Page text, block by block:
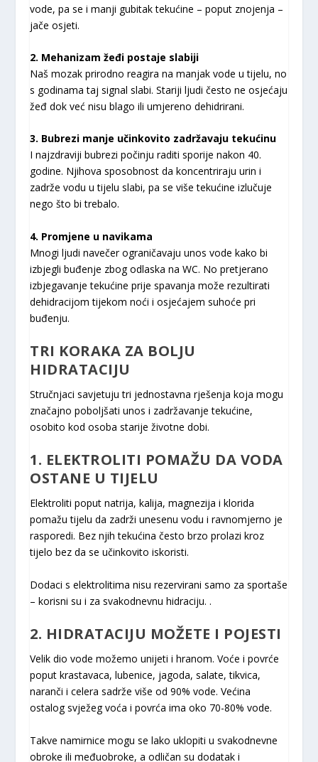
vode, pa se i manji gubitak tekućine – poput znojenja –
jače osjeti.
2. Mehanizam žeđi postaje slabiji
Naš mozak prirodno reagira na manjak vode u tijelu, no
s godinama taj signal slabi. Stariji ljudi često ne osjećaju
žeđ dok već nisu blago ili umjereno dehidrirani.
3. Bubrezi manje učinkovito zadržavaju tekućinu
I najzdraviji bubrezi počinju raditi sporije nakon 40.
godine. Njihova sposobnost da koncentriraju urin i
zadrže vodu u tijelu slabi, pa se više tekućine izlučuje
nego što bi trebalo.
4. Promjene u navikama
Mnogi ljudi navečer ograničavaju unos vode kako bi
izbjegli buđenje zbog odlaska na WC. No pretjerano
izbjegavanje tekućine prije spavanja može rezultirati
dehidracijom tijekom noći i osjećajem suhoće pri
buđenju.
TRI KORAKA ZA BOLJU
HIDRATACIJU
Stručnjaci savjetuju tri jednostavna rješenja koja mogu
značajno poboljšati unos i zadržavanje tekućine,
osobito kod osoba starije životne dobi.
1. ELEKTROLITI POMAŽU DA VODA
OSTANE U TIJELU
Elektroliti poput natrija, kalija, magnezija i klorida
pomažu tijelu da zadrži unesenu vodu i ravnomjerno je
rasporedi. Bez njih tekućina često brzo prolazi kroz
tijelo bez da se učinkovito iskoristi.
Dodaci s elektrolitima nisu rezervirani samo za sportaše
– korisni su i za svakodnevnu hidraciju. .
2. HIDRATACIJU MOŽETE I POJESTI
Velik dio vode možemo unijeti i hranom. Voće i povrće
poput krastavaca, lubenice, jagoda, salate, tikvica,
naranči i celera sadrže više od 90% vode. Većina
ostalog svježeg voća i povrća ima oko 70-80% vode.
Takve namirnice mogu se lako uklopiti u svakodnevne
obroke ili međuobroke, a odličan su dodatak i